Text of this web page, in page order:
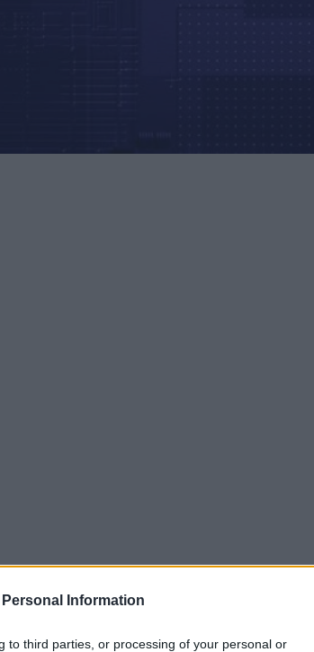
Information
to third parties, or processing of your personal or